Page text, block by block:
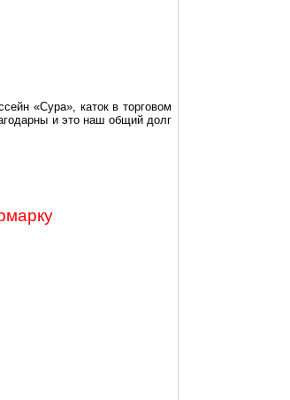
«Сура», каток в торговом
и это наш общий долг